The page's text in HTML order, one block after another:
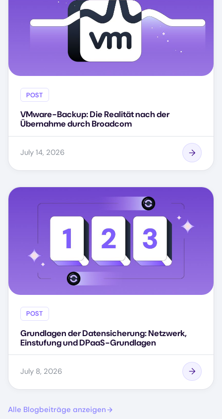
POST
VMware-Backup: Die Realität nach der
Übernahme durch Broadcom
July 14, 2026
POST
Grundlagen der Datensicherung: Netzwerk,
Einstufung und DPaaS-Grundlagen
July 8, 2026
Alle Blogbeiträge anzeigen